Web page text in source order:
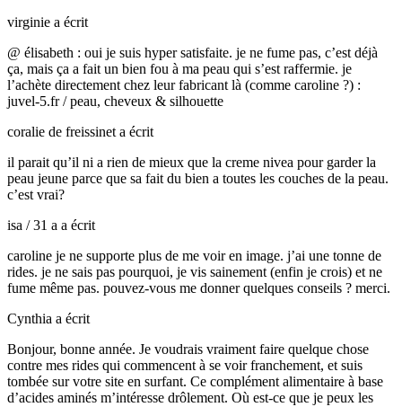
virginie a écrit
@ élisabeth : oui je suis hyper satisfaite. je ne fume pas, c’est déjà
ça, mais ça a fait un bien fou à ma peau qui s’est raffermie. je
l’achète directement chez leur fabricant là (comme caroline ?) :
juvel-5.fr / peau, cheveux & silhouette
coralie de freissinet a écrit
il parait qu’il ni a rien de mieux que la creme nivea pour garder la
peau jeune parce que sa fait du bien a toutes les couches de la peau.
c’est vrai?
isa / 31 a a écrit
caroline je ne supporte plus de me voir en image. j’ai une tonne de
rides. je ne sais pas pourquoi, je vis sainement (enfin je crois) et ne
fume même pas. pouvez-vous me donner quelques conseils ? merci.
Cynthia a écrit
Bonjour, bonne année. Je voudrais vraiment faire quelque chose
contre mes rides qui commencent à se voir franchement, et suis
tombée sur votre site en surfant. Ce complément alimentaire à base
d’acides aminés m’intéresse drôlement. Où est-ce que je peux les